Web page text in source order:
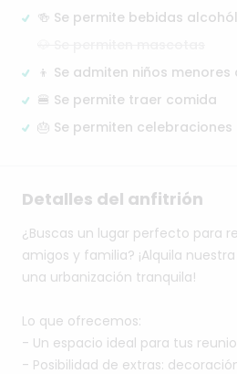
🍻 Se permite bebidas
👦 Se admiten niños menores
🍔 Se permite traer comida
🎂 Se permiten celebraciones
Detalles del anfitrión
¿Buscas un lugar perfecto para
amigos y familia? ¡Alquila nuestra
una urbanización tranquila!
Lo que ofrecemos:
- Un espacio ideal para tus
- Posibilidad de extras: